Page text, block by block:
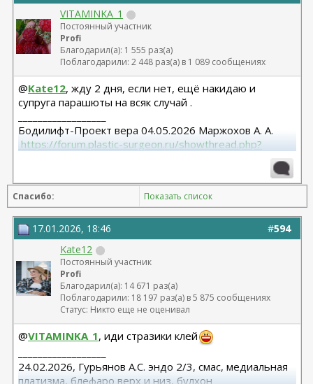
VITAMINKA_1
Постоянный участник
Profi
Благодарил(а): 1 555 раз(а)
Поблагодарили: 2 448 раз(а) в 1 089 сообщениях
@Kate12, жду 2 дня, если нет, ещё накидаю и
супруга парашюты на всяк случай .
Бодилифт-Проект вера 04.05.2026 Маржохов А. А.
https://forum.plastic-surgeon.ru/showthread.php?
Грудь - ментор 325 сс+ высокий профиль.База 11,5 от
06.04.2023
Липосакция подбородка 18.12.2023
Спасибо: Показать список
#594
17.01.2026, 18:46
Kate12
Постоянный участник
Profi
Благодарил(а): 14 671 раз(а)
Поблагодарили: 18 197 раз(а) в 5 875 сообщениях
Статус: Никто еще не оценивал
@VITAMINKA_1, иди стразики клей
24.02.2026, Гурьянов А.С. эндо 2/3, смас, медиальная
платизма, блефаро верх и низ, булхон